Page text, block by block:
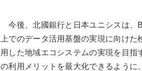
今後、北國銀行と日本ユニシスは、
上でのデータ活用基盤の実現に向け
用した地域エコシステムの実現を目
の利用メリットを最大化できるように